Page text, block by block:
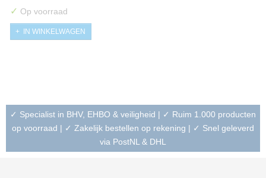
✓ Op voorraad
IN WINKELWAGEN
✓ Specialist in BHV, EHBO & veiligheid | ✓ Ruim 1.000 producten
op voorraad | ✓ Zakelijk bestellen op rekening | ✓ Snel geleverd
via PostNL & DHL